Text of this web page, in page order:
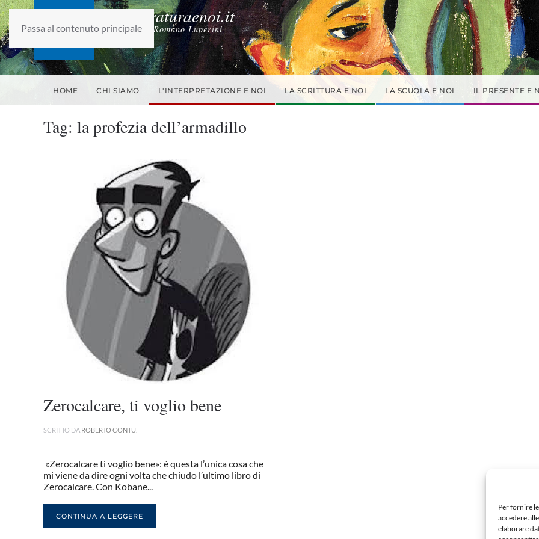
Per fornire
accedere
elaborare
Passa al contenuto principale
laletteraturaenoi.it
fondato da Romano Luperini
HOME CHI SIAMO L'INTERPRETAZIONE E NOI LA SCRITTURA E NOI LA SCUOLA E NOI IL PRESENTE E
Tag: la profezia dell’armadillo
Zerocalcare, ti voglio bene
SCRITTO DA ROBERTO CONTU
«Zerocalcare ti voglio bene»: è questa l’unica cosa che
mi viene da dire ogni volta che chiudo l’ultimo libro di
Zerocalcare. Con Kobane...
CONTINUA A LEGGERE